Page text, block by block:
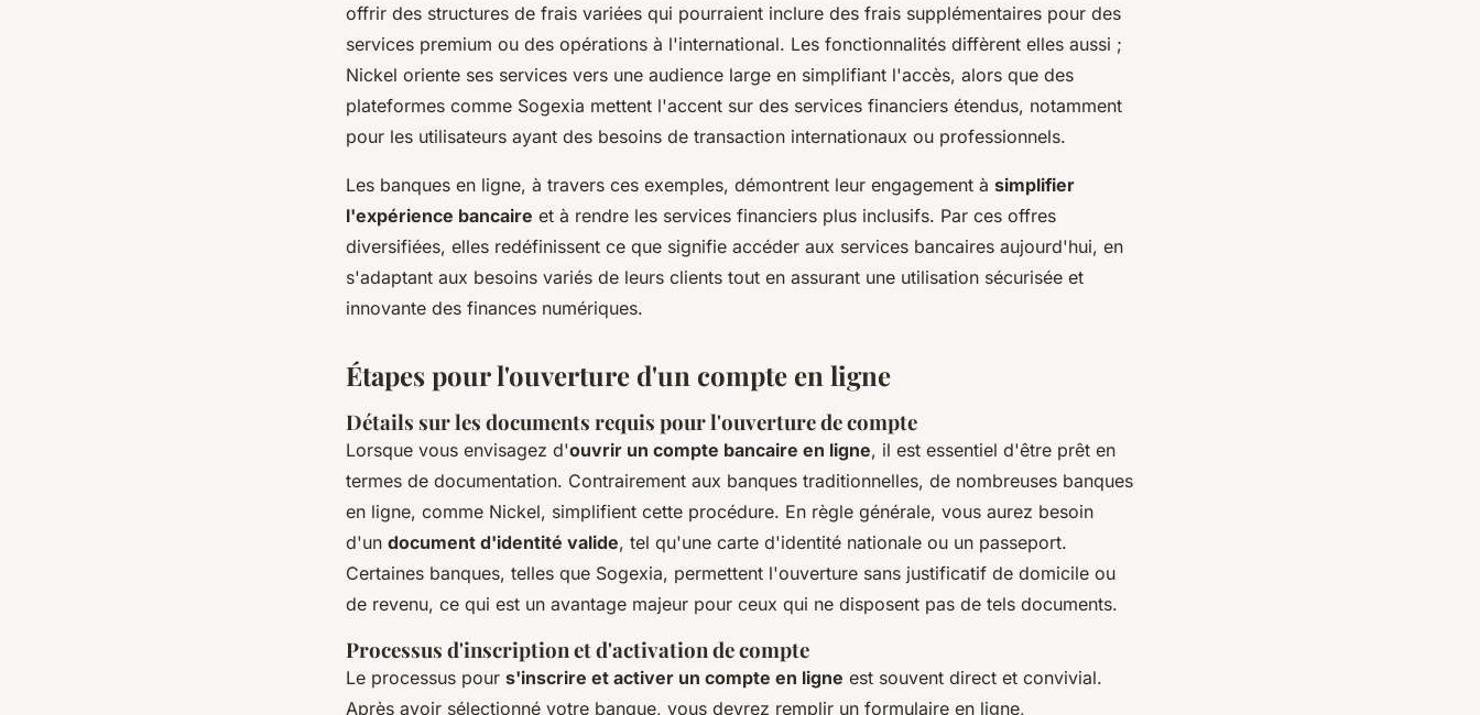
offrir des structures de frais variées qui pourraient inclure des frais supplémentaires pour des
services premium ou des opérations à l'international. Les fonctionnalités diffèrent elles aussi ;
Nickel oriente ses services vers une audience large en simplifiant l'accès, alors que des
plateformes comme Sogexia mettent l'accent sur des services financiers étendus, notamment
pour les utilisateurs ayant des besoins de transaction internationaux ou professionnels.
Les banques en ligne, à travers ces exemples, démontrent leur engagement à simplifier
l'expérience bancaire et à rendre les services financiers plus inclusifs. Par ces offres
diversifiées, elles redéfinissent ce que signifie accéder aux services bancaires aujourd'hui, en
s'adaptant aux besoins variés de leurs clients tout en assurant une utilisation sécurisée et
innovante des finances numériques.
Étapes pour l'ouverture d'un compte en ligne
Détails sur les documents requis pour l'ouverture de compte
Lorsque vous envisagez d'ouvrir un compte bancaire en ligne, il est essentiel d'être prêt en
termes de documentation. Contrairement aux banques traditionnelles, de nombreuses banques
en ligne, comme Nickel, simplifient cette procédure. En règle générale, vous aurez besoin
d'un document d'identité valide, tel qu'une carte d'identité nationale ou un passeport.
Certaines banques, telles que Sogexia, permettent l'ouverture sans justificatif de domicile ou
de revenu, ce qui est un avantage majeur pour ceux qui ne disposent pas de tels documents.
Processus d'inscription et d'activation de compte
Le processus pour s'inscrire et activer un compte en ligne est souvent direct et convivial.
Après avoir sélectionné votre banque, vous devrez remplir un formulaire en ligne,